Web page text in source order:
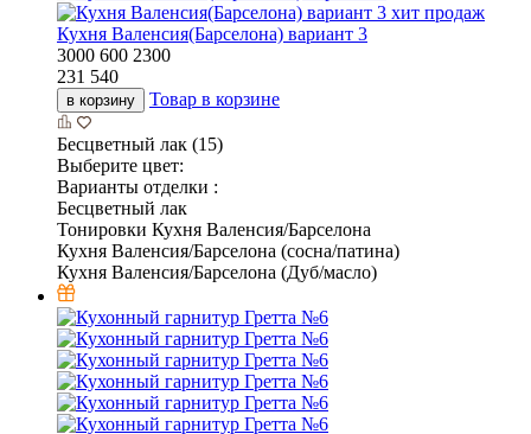
хит продаж
Кухня Валенсия(Барселона) вариант 3
3000 600 2300
231 540
в корзину Товар в корзине
Бесцветный лак (15)
Выберите цвет:
Варианты отделки :
Бесцветный лак
Тонировки Кухня Валенсия/Барселона
Кухня Валенсия/Барселона (сосна/патина)
Кухня Валенсия/Барселона (Дуб/масло)